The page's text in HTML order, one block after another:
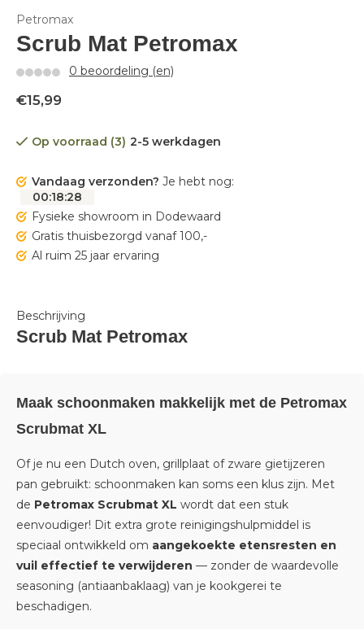
Petromax
Scrub Mat Petromax
0 beoordeling (en)
€15,99
Op voorraad (3) 2-5 werkdagen
Vandaag verzonden? Je hebt nog:
00:18:27
Fysieke showroom in Dodewaard
Gratis thuisbezorgd vanaf 100,-
Al ruim 25 jaar ervaring
Beschrijving
Scrub Mat Petromax
Maak schoonmaken makkelijk met de Petromax
Scrubmat XL
Of je nu een Dutch oven, grillplaat of zware gietijzeren
pan gebruikt: schoonmaken kan soms een klus zijn. Met
de Petromax Scrubmat XL wordt dat een stuk
eenvoudiger! Dit extra grote reinigingshulpmiddel is
speciaal ontwikkeld om aangekoekte etensresten en
vuil effectief te verwijderen — zonder de waardevolle
seasoning (antiaanbaklaag) van je kookgerei te
beschadigen.